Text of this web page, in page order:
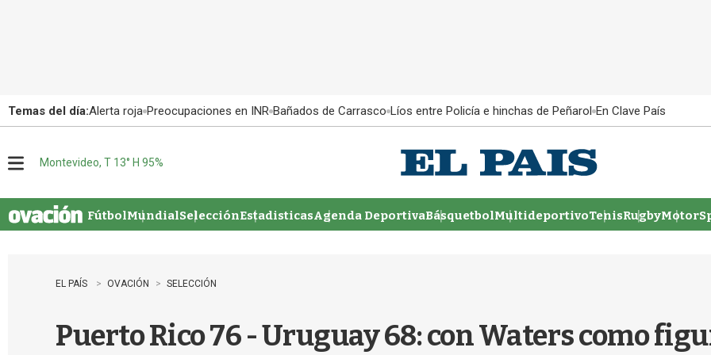
Temas del día:Alerta roja Preocupaciones en INR Bañados de Carrasco Líos entre Policía e hinchas de Peñarol En Clave País
u
Montevideo, T 13° H 95%
FútbolMundialSelecciónEstadisticasAgenda DeportivaBásquetbolMultideportivoTenisRugby
EL PAÍS OVACIÓN SELECCIÓN
Puerto Rico 76 - Uruguay 68: con Waters como